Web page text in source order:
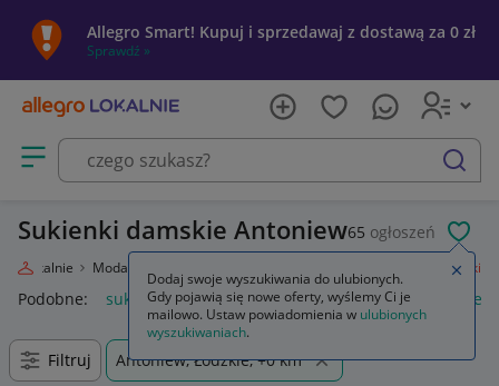
Allegro Smart! Kupuj i sprzedawaj z dostawą za 0 zł
Sprawdź »
Otwórz menu z kategoriami
szukaj
Sukienki damskie Antoniew65 ogłoszeń
Lokalnie Moda Sukienki
Podobne: sukienki sukienki wieczorowe sukienki na wesele
Filtruj Antoniew, Łódzkie, +0 km
Dodaj swoje wyszukiwania do ulubionych.
Gdy pojawią się nowe oferty, wyślemy Ci je
mailowo. Ustaw powiadomienia w ulubionych
wyszukiwaniach.